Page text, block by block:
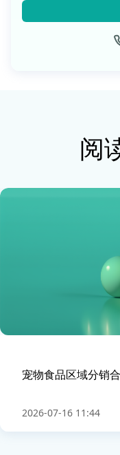
阅
宠物食品区域分销
2026-07-16 11:44